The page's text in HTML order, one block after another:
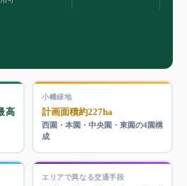
高
小幡緑地
計画面積約227ha
西園・本園・中央園・東園の4園構
成
エリアで異なる交通手段